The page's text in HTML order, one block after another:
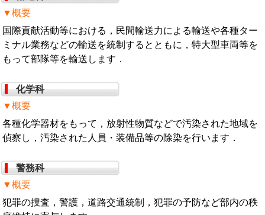
▼概要
国際貢献活動等における，民間輸送力による輸送や各種ター
ミナル業務などの輸送を統制するとともに，特大型車両等を
もって部隊等を輸送します．
化学科
▼概要
各種化学器材をもって，放射性物質などで汚染された地域を
偵察し，汚染された人員・装備品等の除染を行います．
警務科
▼概要
犯罪の捜査，警護，道路交通統制，犯罪の予防など部内の秩